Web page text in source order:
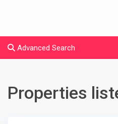
Advanced Search
Properties